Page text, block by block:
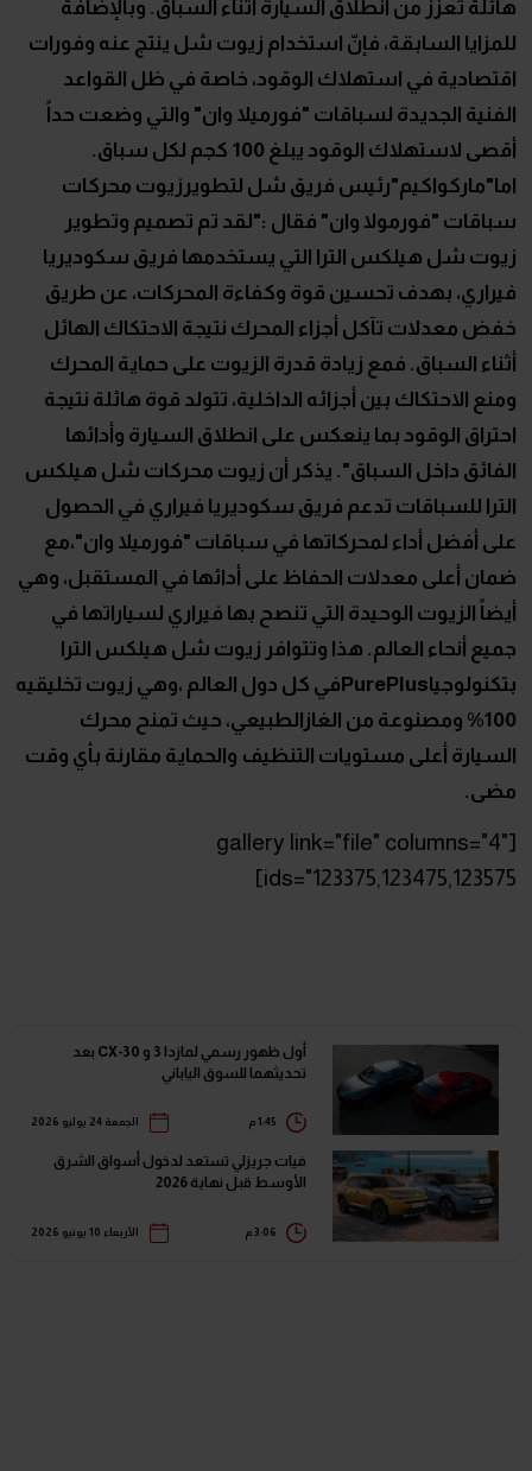
هائلة تعزز من انطلاق السيارة أثناء السباق. وبالإضافة
للمزايا السابقة، فإنّ استخدام زيوت شل ينتج عنه وفورات
اقتصادية في استهلاك الوقود، خاصة في ظل القواعد
الفنية الجديدة لسباقات "فورميلا وان" والتي وضعت حداً
أقصى لاستهلاك الوقود يبلغ 100 كجم لكل سباق.
اما"ماركواكيم"رئيس فريق شل لتطويرزيوت محركات
سباقات "فورمولا وان" فقال :"لقد تم تصميم وتطوير
زيوت شل هيلكس الترا التي يستخدمها فريق سكوديريا
فيراري، بهدف تحسين قوة وكفاءة المحركات، عن طريق
خفض معدلات تآكل أجزاء المحرك نتيجة الاحتكاك الهائل
أثناء السباق. فمع زيادة قدرة الزيوت على حماية المحرك
ومنع الاحتكاك بين أجزائه الداخلية، تتولد قوة هائلة نتيجة
احتراق الوقود بما ينعكس على انطلاق السيارة وأدائها
الفائق داخل السباق". يذكر أن زيوت محركات شل هيلكس
الترا للسباقات تدعم فريق سكوديريا فيراري في الحصول
على أفضل أداء لمحركاتها في سباقات "فورميلا وان"،مع
ضمان أعلى معدلات الحفاظ على أدائها في المستقبل، وهي
أيضاً الزيوت الوحيدة التي تنصح بها فيراري لسياراتها في
جميع أنحاء العالم. هذا وتتوافر زيوت شل هيلكس الترا
بتكنولوجياPurePlusفي كل دول العالم ،وهي زيوت تخليقيه
100% ومصنوعة من الغازالطبيعي، حيث تمنح محرك
السيارة أعلى مستويات التنظيف والحماية مقارنة بأي وقت
مضى.
[gallery link="file" columns="4"
ids="123375,123475,123575]
أول ظهور رسمي لمازدا 3 و CX-30 بعد
تحديثهما للسوق الياباني
الجمعة 24 يوليو 2026
فيات جريزلي تستعد لدخول أسواق الشرق
الأوسط قبل نهاية 2026
الأربعاء 10 يونيو 2026